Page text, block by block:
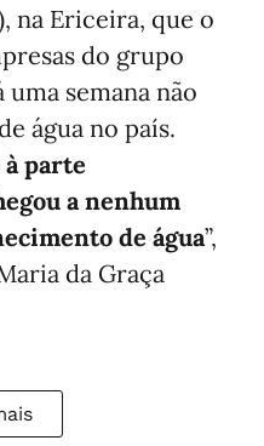
na Ericeira, que o
do grupo
uma semana não
água no país.
à parte
a nenhum
de água”,
da Graça